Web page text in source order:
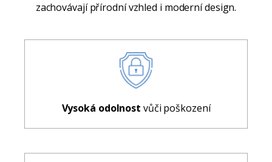
zachovávají přírodní vzhled i moderní design.
Vysoká odolnost vůči poškození